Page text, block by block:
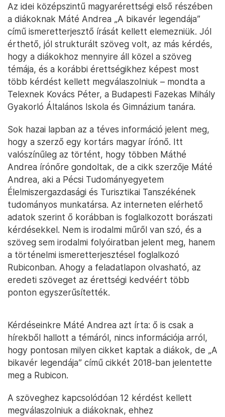
Az idei középszintű magyarérettségi első részében
a diákoknak Máté Andrea „A bikavér legendája”
című ismeretterjesztő írását kellett elemezniük. Jól
érthető, jól strukturált szöveg volt, az más kérdés,
hogy a diákokhoz mennyire áll közel a szöveg
témája, és a korábbi érettségikhez képest most
több kérdést kellett megválaszolniuk – mondta a
Telexnek Kovács Péter, a Budapesti Fazekas Mihály
Gyakorló Általános Iskola és Gimnázium tanára.
Sok hazai lapban az a téves információ jelent meg,
hogy a szerző egy kortárs magyar írónő. Itt
valószínűleg az történt, hogy többen Máthé
Andrea írónőre gondoltak, de a cikk szerzője Máté
Andrea, aki a Pécsi Tudományegyetem
Élelmiszergazdasági és Turisztikai Tanszékének
tudományos munkatársa. Az interneten elérhető
adatok szerint ő korábban is foglalkozott borászati
kérdésekkel. Nem is irodalmi műről van szó, és a
szöveg sem irodalmi folyóiratban jelent meg, hanem
a történelmi ismeretterjesztésel foglalkozó
Rubiconban. Ahogy a feladatlapon olvasható, az
eredeti szöveget az érettségi kedvéért több
ponton egyszerűsítették.
Kérdéseinkre Máté Andrea azt írta: ő is csak a
hírekből hallott a témáról, nincs információja arról,
hogy pontosan milyen cikket kaptak a diákok, de „A
bikavér legendája” című cikkét 2018-ban jelentette
meg a Rubicon.
A szöveghez kapcsolódóan 12 kérdést kellett
megválaszolniuk a diákoknak, ehhez